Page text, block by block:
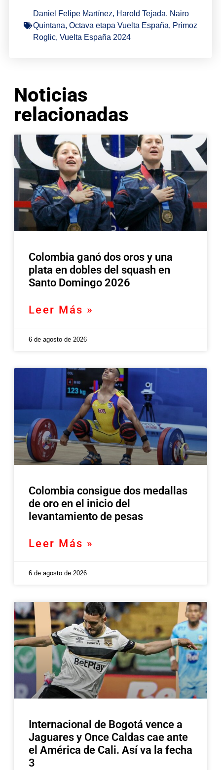
Daniel Felipe Martínez, Harold Tejada, Nairo
Quintana, Octava etapa Vuelta España, Primoz
Roglic, Vuelta España 2024
Noticias
relacionadas
Colombia ganó dos oros y una
plata en dobles del squash en
Santo Domingo 2026
Leer Más »
6 de agosto de 2026
Colombia consigue dos medallas
de oro en el inicio del
levantamiento de pesas
Leer Más »
6 de agosto de 2026
Internacional de Bogotá vence a
Jaguares y Once Caldas cae ante
el América de Cali. Así va la fecha
3